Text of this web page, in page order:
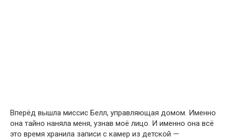
Вперёд вышла миссис Белл, управляющая домом. Именно
она тайно наняла меня, узнав моё лицо. И именно она всё
это время хранила записи с камер из детской —